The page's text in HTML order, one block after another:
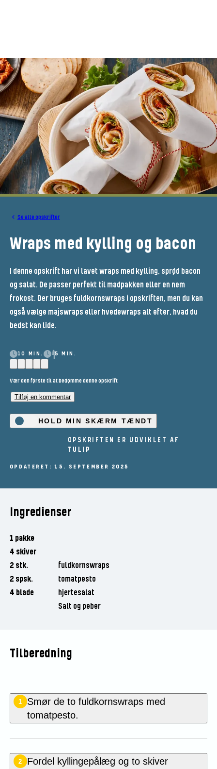
Se alle opskrifter
Wraps med kylling og bacon
I denne opskrift har vi lavet wraps med kylling, sprød bacon
og salat. De passer perfekt til madpakken eller en nem
frokost. Der bruges fuldkornswraps i opskriften, men du kan
også vælge majswraps eller hvedewraps alt efter, hvad du
bedst kan lide.
10 MIN. 5 MIN.
Vær den første til at bedømme denne opskrift
Tilføj en kommentar
HOLD MIN SKÆRM TÆNDT
OPSKRIFTEN ER UDVIKLET AF
TULIP
OPDATERET: 15. SEPTEMBER 2025
Ingredienser
1 pakke
4 skiver
2 stk.
fuldkornswraps
2 spsk.
tomatpesto
4 blade
hjertesalat
Salt og peber
Tilberedning
1
Smør de to fuldkornswraps med
tomatpesto.
2
Fordel kyllingepålæg og to skiver